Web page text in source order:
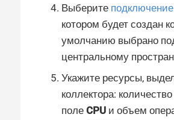
Выберите
котором будет создан
умолчанию выбрано
центральному
Укажите ресурсы,
коллектора:
поле CPU и объем